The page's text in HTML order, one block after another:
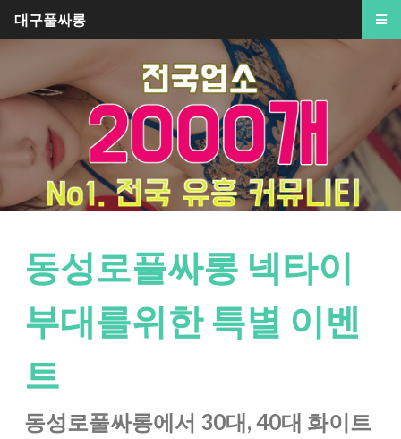
동성로풀싸롱 넥타이
부대를위한 특별 이벤
트
동성로풀싸롱에서 30대, 40대 화이트
대구풀싸롱